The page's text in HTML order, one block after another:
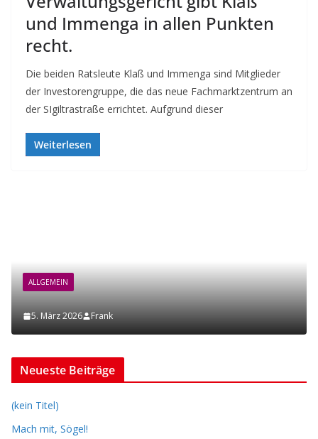
und Immenga in allen Punkten
recht.
Die beiden Ratsleute Klaß und Immenga sind Mitglieder
der Investorengruppe, die das neue Fachmarktzentrum an
der SIgiltrastraße errichtet. Aufgrund dieser
Weiterlesen
ALLGEMEIN
5. März 2026 Frank
Neueste Beiträge
(kein Titel)
Mach mit, Sögel!